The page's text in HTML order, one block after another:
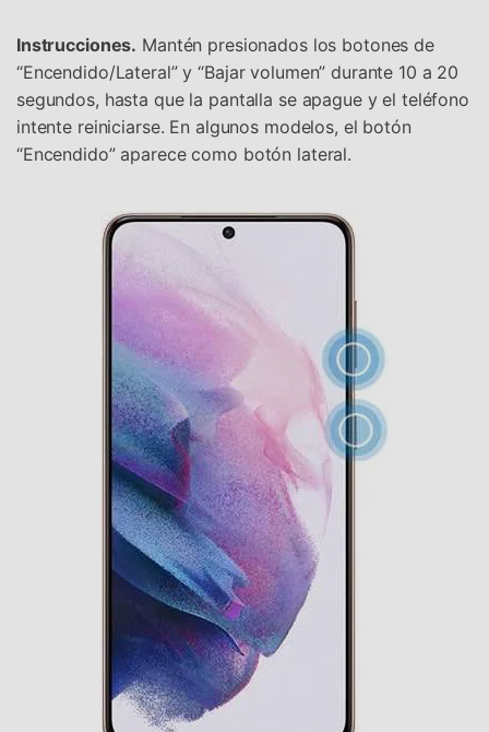
Instrucciones. Mantén presionados los botones de
“Encendido/Lateral” y “Bajar volumen” durante 10 a 20
segundos, hasta que la pantalla se apague y el teléfono
intente reiniciarse. En algunos modelos, el botón
“Encendido” aparece como botón lateral.